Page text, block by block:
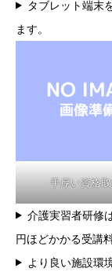
タブレット端末
ます。
手厚い資格
介護実習者研修
円ほどかかる受講
より良い施設環